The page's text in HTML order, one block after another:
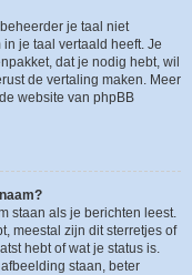
je taal niet
je taal vertaald heeft. Je
dat je nodig hebt, wil
de vertaling maken. Meer
website van phpBB
staan als je berichten leest.
meestal zijn dit sterretjes of
hebt of wat je status is.
staan, beter